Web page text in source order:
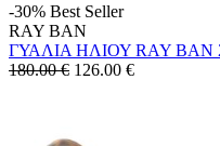
-30% Best Seller
RAY BAN
ΓΥΑΛΙΑ ΗΛΙΟΥ RAY BAN
180.00 € 126.00 €